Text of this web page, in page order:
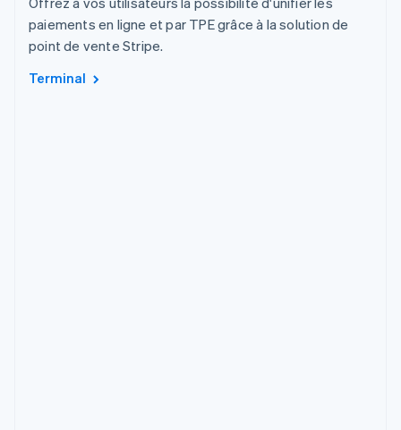
paiements en ligne et par TPE grâce à la solution de
point de vente Stripe.
Terminal